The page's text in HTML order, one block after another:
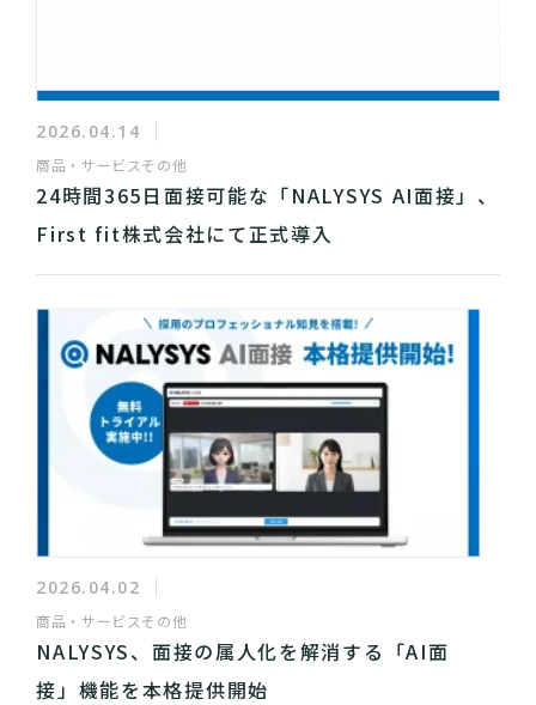
2026.04.14
商品・サービスその他
24時間365日面接可能な「NALYSYS AI面接」、
First fit株式会社にて正式導入
2026.04.02
商品・サービスその他
NALYSYS、面接の属人化を解消する「AI面
接」機能を本格提供開始